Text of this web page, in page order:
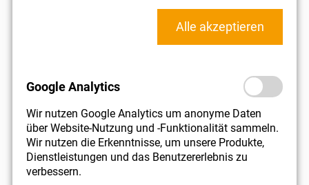
Insbesondere bei der Vorbereitung von
Scheidungsvereinbarungen und Eheverträgen ist es sehr
wichtig, sich einen genauen Überblick über die bereits in
sachgerechter Ehevertrag oder eine entsprechende
Scheidungsvereinbarung abgeschlossen werden.
Bei Trennung oder Scheidung sind regelmäßig wichtige
Fragen in Zusammenhang mit Immobilienvermögen und
Verbindlichkeiten der Eheleute zu klären. Was passiert mit
der Immobilie, wer wohnt weiter darin, wer zahlt die
Alle akzeptieren
Google Analytics
Wir nutzen Google Analytics um anonyme Daten
über Website-Nutzung und -Funktionalität sammeln.
Wir nutzen die Erkenntnisse, um unsere Produkte,
Dienstleistungen und das Benutzererlebnis zu
verbessern.